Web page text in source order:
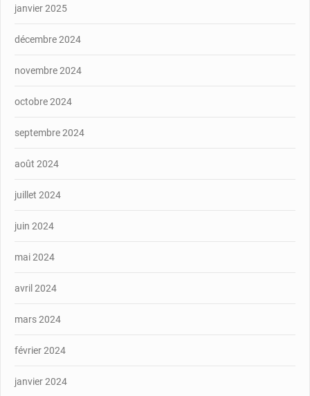
janvier 2025
décembre 2024
novembre 2024
octobre 2024
septembre 2024
août 2024
juillet 2024
juin 2024
mai 2024
avril 2024
mars 2024
février 2024
janvier 2024